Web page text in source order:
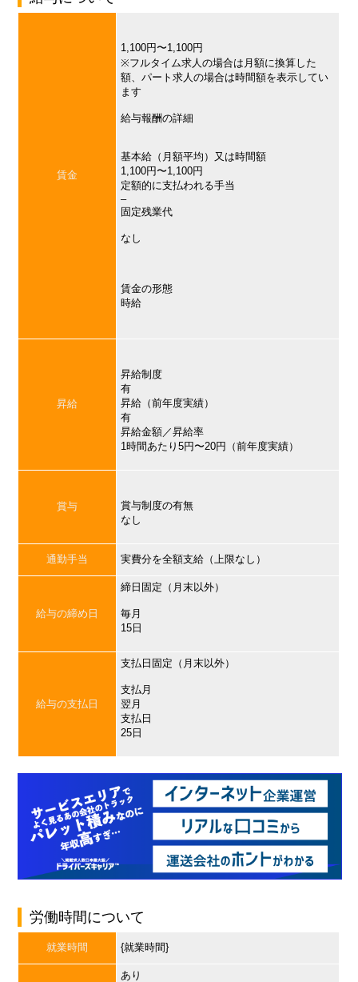
賃金
1,100円〜1,100円
※フルタイム求人の場合は月額に換算した
額、パート求人の場合は時間額を表示してい
ます
給与報酬の詳細
基本給（月額平均）又は時間額
1,100円〜1,100円
定額的に支払われる手当
–
固定残業代
なし
賃金の形態
時給
昇給
昇給制度
有
昇給（前年度実績）
有
昇給金額／昇給率
1時間あたり5円〜20円（前年度実績）
賞与
賞与制度の有無
なし
通勤手当 実費分を全額支給（上限なし）
給与の締め日
締日固定（月末以外）
毎月
15日
給与の支払日
支払日固定（月末以外）
支払月
翌月
支払日
25日
労働時間について
就業時間 {就業時間}
あり